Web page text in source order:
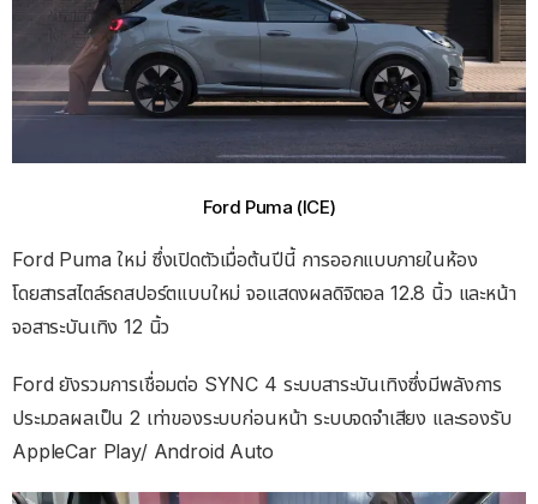
Ford Puma (ICE)
Ford Puma ใหม่ ซึ่งเปิดตัวเมื่อต้นปีนี้ การออกแบบภายในห้อง
โดยสารสไตล์รถสปอร์ตแบบใหม่ จอแสดงผลดิจิตอล 12.8 นิ้ว และหน้า
จอสาระบันเทิง 12 นิ้ว
Ford ยังรวมการเชื่อมต่อ SYNC 4 ระบบสาระบันเทิงซึ่งมีพลังการ
ประมวลผลเป็น 2 เท่าของระบบก่อนหน้า ระบบจดจําเสียง และรองรับ
AppleCar Play/ Android Auto